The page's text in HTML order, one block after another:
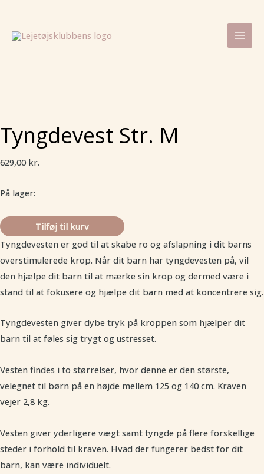
indholdet
Tyngdevest Str. M
629,00 kr.
På lager:
Tilføj til kurv
Tyngdevesten er god til at skabe ro og afslapning i dit barns
overstimulerede krop. Når dit barn har tyngdevesten på, vil
den hjælpe dit barn til at mærke sin krop og dermed være i
stand til at fokusere og hjælpe dit barn med at koncentrere sig.
Tyngdevesten giver dybe tryk på kroppen som hjælper dit
barn til at føles sig trygt og ustresset.
Vesten findes i to størrelser, hvor denne er den største,
velegnet til børn på en højde mellem 125 og 140 cm. Kraven
vejer 2,8 kg.
Vesten giver yderligere vægt samt tyngde på flere forskellige
steder i forhold til kraven. Hvad der fungerer bedst for dit
barn, kan være individuelt.